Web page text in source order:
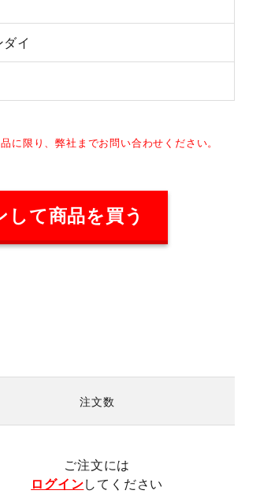
イ
限り、弊社までお問い合わせください。
して商品を買う
注文数
ご注文には
ログインしてください